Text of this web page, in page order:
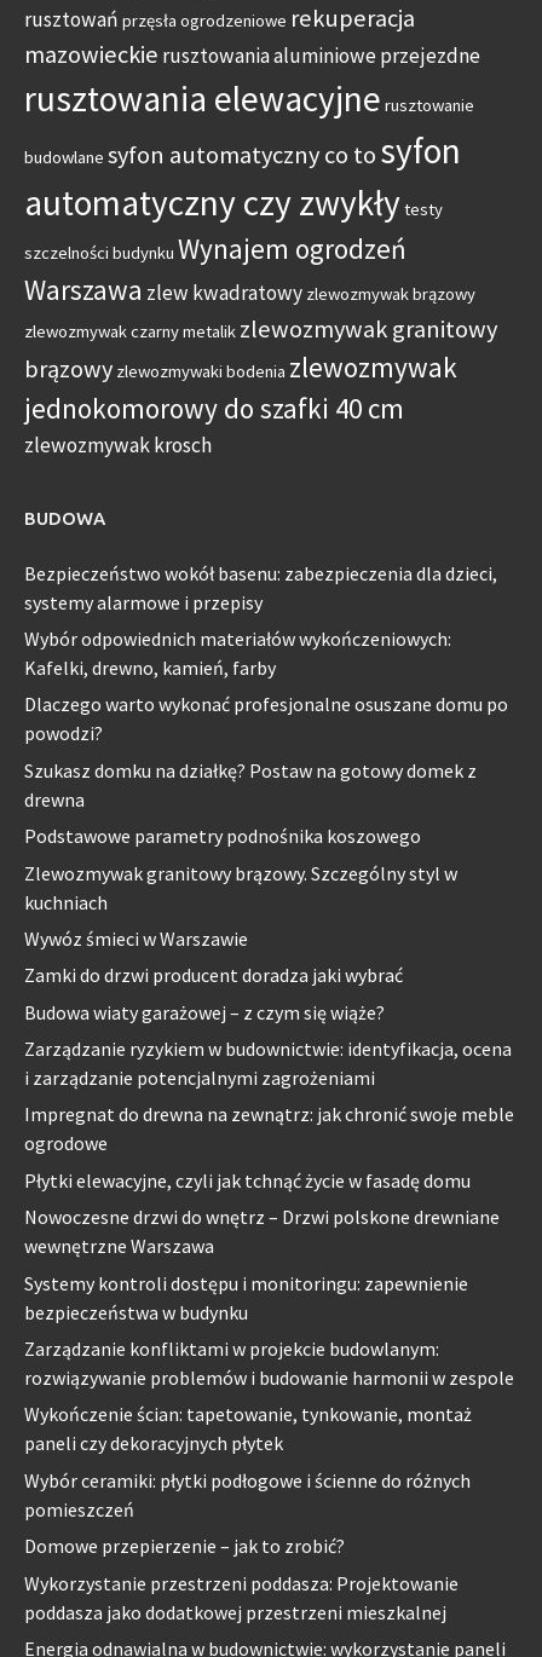
rusztowań przęsła ogrodzeniowe rekuperacja
mazowieckie rusztowania aluminiowe przejezdne
rusztowania elewacyjne rusztowanie
budowlane syfon automatyczny co tosyfon
automatyczny czy zwykłytesty
szczelności budynku Wynajem ogrodzeń
Warszawa zlew kwadratowy zlewozmywak brązowy
zlewozmywak czarny metalik zlewozmywak granitowy
brązowy zlewozmywaki bodenia zlewozmywak
jednokomorowy do szafki 40 cm
zlewozmywak krosch
BUDOWA
Bezpieczeństwo wokół basenu: zabezpieczenia dla dzieci,
systemy alarmowe i przepisy
Wybór odpowiednich materiałów wykończeniowych:
Kafelki, drewno, kamień, farby
Dlaczego warto wykonać profesjonalne osuszane domu po
powodzi?
Szukasz domku na działkę? Postaw na gotowy domek z
drewna
Podstawowe parametry podnośnika koszowego
Zlewozmywak granitowy brązowy. Szczególny styl w
kuchniach
Wywóz śmieci w Warszawie
Zamki do drzwi producent doradza jaki wybrać
Budowa wiaty garażowej – z czym się wiąże?
Zarządzanie ryzykiem w budownictwie: identyfikacja, ocena
i zarządzanie potencjalnymi zagrożeniami
Impregnat do drewna na zewnątrz: jak chronić swoje meble
ogrodowe
Płytki elewacyjne, czyli jak tchnąć życie w fasadę domu
Nowoczesne drzwi do wnętrz – Drzwi polskone drewniane
wewnętrzne Warszawa
Systemy kontroli dostępu i monitoringu: zapewnienie
bezpieczeństwa w budynku
Zarządzanie konfliktami w projekcie budowlanym:
rozwiązywanie problemów i budowanie harmonii w zespole
Wykończenie ścian: tapetowanie, tynkowanie, montaż
paneli czy dekoracyjnych płytek
Wybór ceramiki: płytki podłogowe i ścienne do różnych
pomieszczeń
Domowe przepierzenie – jak to zrobić?
Wykorzystanie przestrzeni poddasza: Projektowanie
poddasza jako dodatkowej przestrzeni mieszkalnej
Energia odnawialna w budownictwie: wykorzystanie paneli